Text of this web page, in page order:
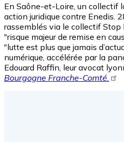
En Saône-et-Loire, un collectif
action juridique contre Enedis.
rassemblés via le collectif Stop
"risque majeur de remise en
"lutte est plus que jamais
numérique, accélérée par la
Edouard Raffin, leur avocat
Bourgogne Franche-Comté.